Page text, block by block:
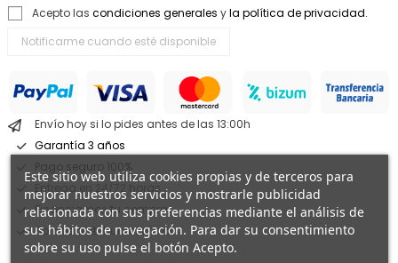
Acepto las condiciones generales yla política de privacidad.
Envío hoy si lo pides antes de las 13:00h
Garantía 3 años
Pago seguro 100%
Entrega en 24/72 horas
Financiamos tu compra
Somos distribuidor oficial
Este sitio web utiliza cookies propias y de terceros para
mejorar nuestros servicios y mostrarle publicidad
relacionada con sus preferencias mediante el análisis de
sus hábitos de navegación. Para dar su consentimiento
sobre su uso pulse el botón Acepto.